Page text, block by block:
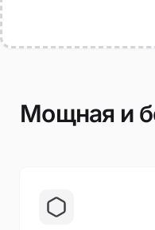
Мощная и